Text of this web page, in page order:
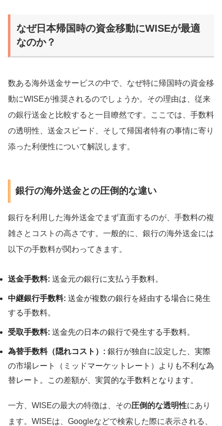
なぜ日本帰国時の資金移動にWISEが最適
なのか？
数ある海外送金サービスの中で、なぜ特に帰国時の資金移
動にWISEが推奨されるのでしょうか。その理由は、従来
の銀行送金と比較すると一目瞭然です。ここでは、手数料
の透明性、送金スピード、そして帰国者特有の事情に寄り
添った利便性について解説します。
銀行の海外送金との圧倒的な違い
銀行を利用した海外送金でまず直面するのが、手数料の複
雑さとコストの高さです。一般的に、銀行の海外送金には
以下の手数料が関わってきます。
送金手数料: 送金元の銀行に支払う手数料。
中継銀行手数料: 送金が複数の銀行を経由する場合に発生
する手数料。
受取手数料: 送金先の日本の銀行で発生する手数料。
為替手数料（隠れコスト）: 銀行が独自に設定した、実際
の市場レート（ミッドマーケットレート）よりも不利な為
替レート。この差額が、実質的な手数料となります。
一方、WISEの最大の特徴は、その圧倒的な透明性にあり
ます。WISEは、Googleなどで検索した際に表示される、